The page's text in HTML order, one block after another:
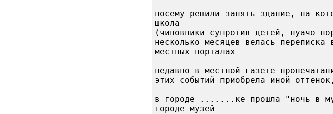
посему решили занять здание, на
школа
(чиновники супротив детей, нуачо
несколько месяцев велась
местных порталах
недавно в местной газете
этих событий приобрела иной
в городе .......ке прошла "ночь в
городе музей